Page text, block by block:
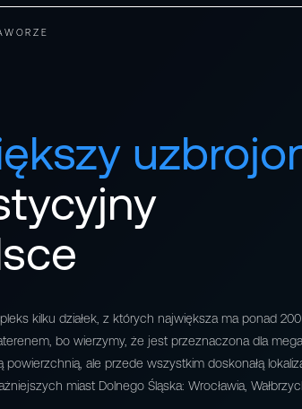
kilku działek, z których największa ma ponad 200
bo wierzymy, że jest przeznaczona dla
ale przede wszystkim doskonałą
miast Dolnego Śląska: Wrocławia,